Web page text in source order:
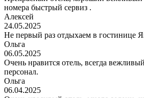
номера быстрый сервиз .
Алексей
24.05.2025
Не первый раз отдыхаем в гостинице
Ольга
06.05.2025
Очень нравится отель, всегда
персонал.
Ольга
06.04.2025